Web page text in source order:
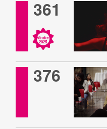
361
Vinder
2025
376